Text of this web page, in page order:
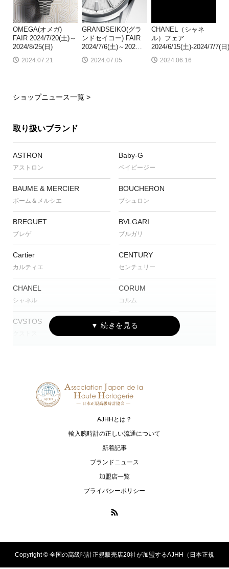
OMEGA(オメガ)
FAIR 2024/7/20(土)～
2024/8/25(日)
2024.07.21
GRANDSEIKO(グラ
ンドセイコー) FAIR
2024/7/6(土)～202…
2024.07.05
CHANEL（シャネ
ル）フェア
2024/6/15(土)-2024/7/7(日)
2024.06.16
ショップニュース一覧 >
取り扱いブランド
ASTRON
アストロン
Baby-G
ベイビージー
BAUME & MERCIER
ボーム＆メルシエ
BOUCHERON
ブシュロン
BREGUET
ブレゲ
BVLGARI
ブルガリ
Cartier
カルティエ
CENTURY
センチュリー
CHANEL
シャネル
CORUM
コルム
CVSTOS EDOX
G-SHOCK
ジーショック
HARRY WINSTON
ハリー・ウィンストン
I.T.A.
アイ･ティー･エー
アイ・ダブリュー・シー シャフハ
ローリーロドキン
エムアールジー エムティージー
AJHHとは？
輸入腕時計の正しい流通について
新着記事
ブランドニュース
加盟店一覧
プライバシーポリシー
Copyright © 全国の高級時計正規販売店20社が加盟するAJHH（日本正規